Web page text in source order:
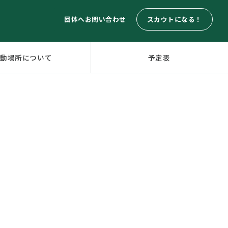
団体へお問い合わせ スカウトになる！
場所について 予定表